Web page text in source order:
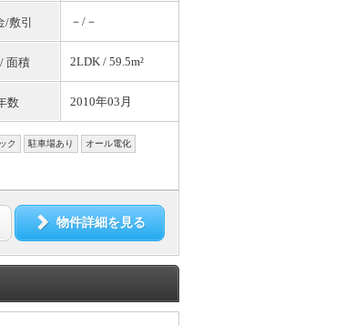
/敷引 －/－
面積 2LDK / 59.5m²
数 2010年03月
ク 駐車場あり オール電化
物件詳細を見る